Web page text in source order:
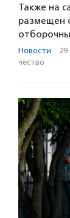
Также на
размещен
Новости ·
чест­во